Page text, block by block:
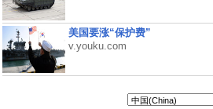
美国要涨“保护费”
v.youku.com